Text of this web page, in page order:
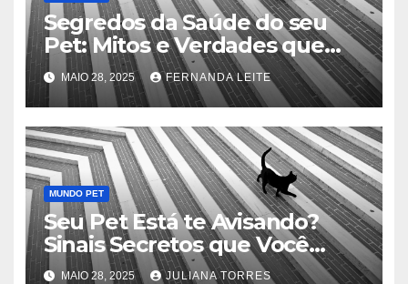
Segredos da Saúde do seu
Pet: Mitos e Verdades que
Podem Salvar sua Vida
MAIO 28, 2025 FERNANDA LEITE
MUNDO PET
Seu Pet Está te Avisando?
Sinais Secretos que Você
Precisa Conhecer
MAIO 28, 2025 JULIANA TORRES